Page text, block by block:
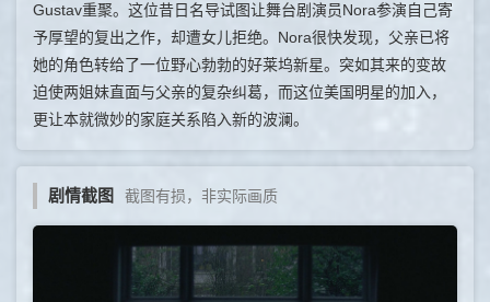
Gustav重聚。这位昔日名导试图让舞台剧演员Nora参演自己寄
予厚望的复出之作，却遭女儿拒绝。Nora很快发现，父亲已将
她的角色转给了一位野心勃勃的好莱坞新星。突如其来的变故
迫使两姐妹直面与父亲的复杂纠葛，而这位美国明星的加入，
更让本就微妙的家庭关系陷入新的波澜。
剧情截图 截图有损，非实际画质